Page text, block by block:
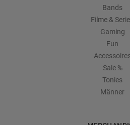
Bands
Filme &
Gaming
Fun
Sale %
Tonies
Männer